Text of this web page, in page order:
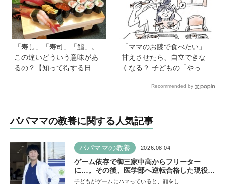
「寿し」「寿司」「鮨」。
この違いどういう意味があ
るの？【知って得する日本
「ママのお膝で食べたい」
甘えさせたら、自立できな
くなる？ 子どもの「やっ
な姿勢《モンテッソーリ教
Recommended by
パパママの教養に関する人気記事
パパママの教養 2026.08.04
ゲーム依存で御三家中高からフリーター
に…。その後、医学部へ逆転合格した現役医
師が断言「ゲームの経験が受験勉強に役立っ
子どもがゲームにハマっていると、顔をし…